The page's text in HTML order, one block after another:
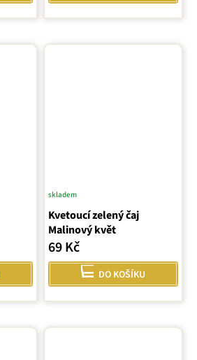
Kvetoucí zelený čaj
Malinový květ
skladem
69 Kč
DO KOŠÍKU